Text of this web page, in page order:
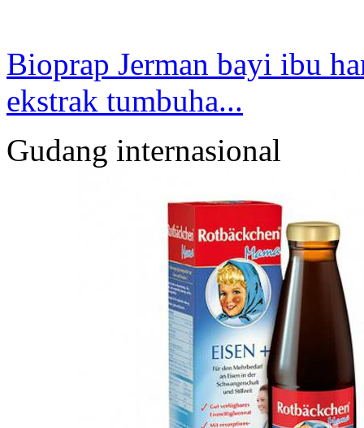
Bioprap Jerman bayi ibu
ekstrak tumbuha...
Gudang internasional